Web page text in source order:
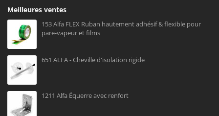
Meilleures ventes
153 Alfa FLEX Ruban hautement adhésif & flexible pour
pare-vapeur et films
651 ALFA - Cheville d'isolation rigide
1211 Alfa Équerre avec renfort